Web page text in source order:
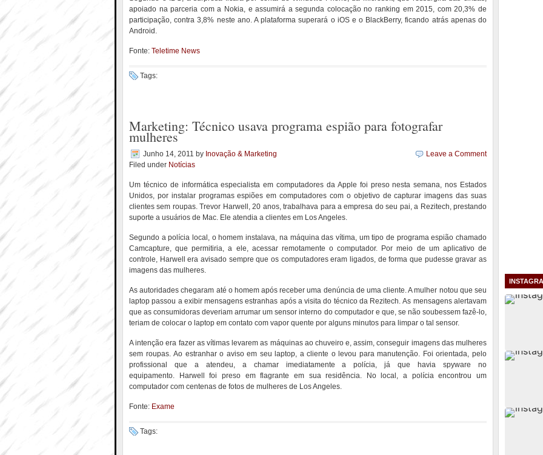
apoiado na parceria com a Nokia, e assumirá a segunda colocação no ranking em 2015, com 20,3% de
participação, contra 3,8% neste ano. A plataforma superará o iOS e o BlackBerry, ficando atrás apenas do
Android.
Fonte: Teletime News
Tags:
Marketing: Técnico usava programa espião para fotografar
mulheres
Junho 14, 2011 by Inovação & Marketing
Filed under Notícias
Leave a Comment
Um técnico de informática especialista em computadores da Apple foi preso nesta semana, nos Estados
Unidos, por instalar programas espiões em computadores com o objetivo de capturar imagens das suas
clientes sem roupas. Trevor Harwell, 20 anos, trabalhava para a empresa do seu pai, a Rezitech, prestando
suporte a usuários de Mac. Ele atendia a clientes em Los Angeles.
Segundo a polícia local, o homem instalava, na máquina das vítima, um tipo de programa espião chamado
Camcapture, que permitiria, a ele, acessar remotamente o computador. Por meio de um aplicativo de
controle, Harwell era avisado sempre que os computadores eram ligados, de forma que pudesse gravar as
imagens das mulheres.
As autoridades chegaram até o homem após receber uma denúncia de uma cliente. A mulher notou que seu
laptop passou a exibir mensagens estranhas após a visita do técnico da Rezitech. As mensagens alertavam
que as consumidoras deveriam arrumar um sensor interno do computador e que, se não soubessem fazê-lo,
teriam de colocar o laptop em contato com vapor quente por alguns minutos para limpar o tal sensor.
A intenção era fazer as vítimas levarem as máquinas ao chuveiro e, assim, conseguir imagens das mulheres
sem roupas. Ao estranhar o aviso em seu laptop, a cliente o levou para manutenção. Foi orientada, pelo
profissional que a atendeu, a chamar imediatamente a polícia, já que havia spyware no
equipamento. Harwell foi preso em flagrante em sua residência. No local, a polícia encontrou um
computador com centenas de fotos de mulheres de Los Angeles.
Fonte: Exame
Tags: